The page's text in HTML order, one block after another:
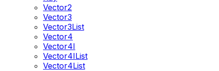
Vector2
Vector3
Vector3List
Vector4
Vector4I
Vector4IList
Vector4List